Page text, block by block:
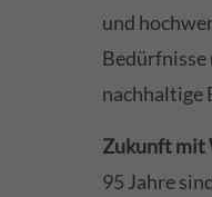
und
Bedürfnisse
nachhaltige
Zukunft mit
95 Jahre